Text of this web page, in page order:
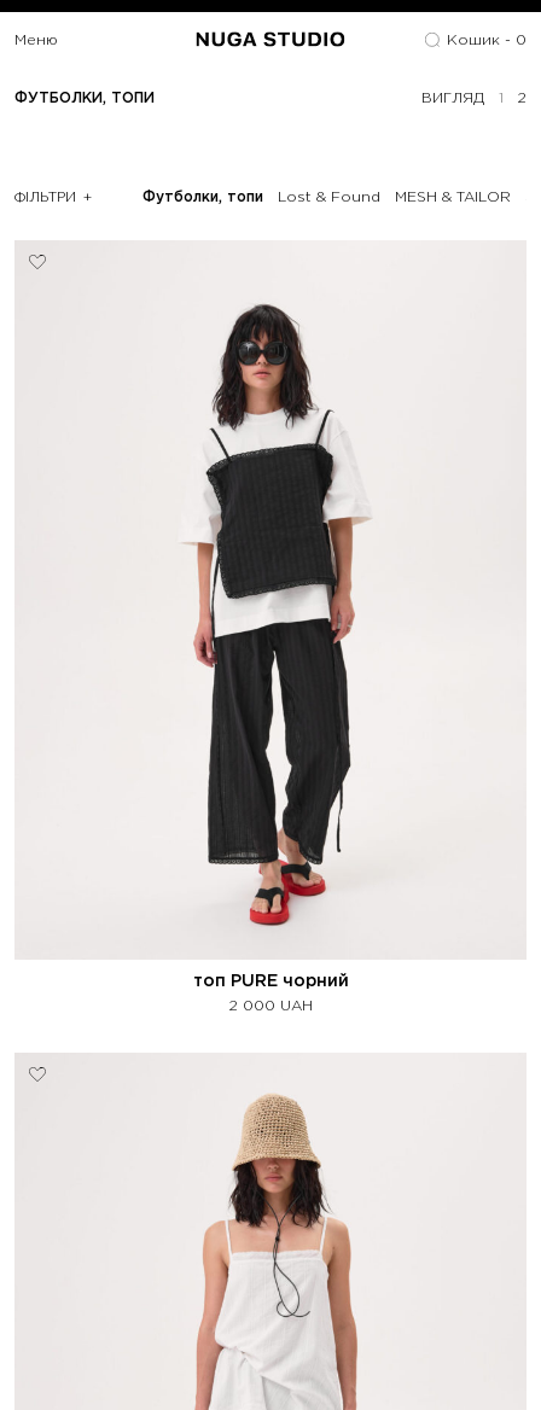
Меню Кошик - 0
ФУТБОЛКИ, ТОПИ ВИГЛЯД 2
ФІЛЬТРИ Lost & Found MESH & TAILOR
Футболки, топи
топ PURE чорний
2 000 UAH